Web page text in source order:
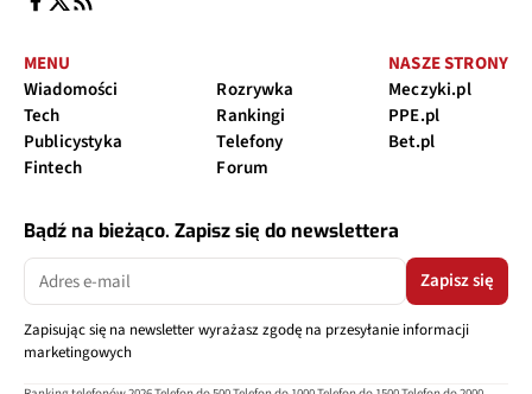
MENU
Wiadomości
Tech
Publicystyka
Fintech
Rozrywka
Rankingi
Telefony
Forum
NASZE STRONY
Meczyki.pl
PPE.pl
Bet.pl
Bądź na bieżąco. Zapisz się do newslettera
Zapisz się
Zapisując się na newsletter wyrażasz zgodę na przesyłanie informacji
marketingowych